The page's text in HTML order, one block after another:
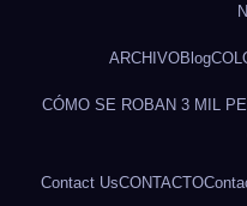
ARCHIVOBlog
CÓMO SE ROBAN 3 MIL
Contact UsCONTACTO